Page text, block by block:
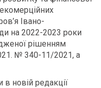
Івано-
на 2022-2023 роки
рішенням
№ 340-11/2021, а
новій редакції